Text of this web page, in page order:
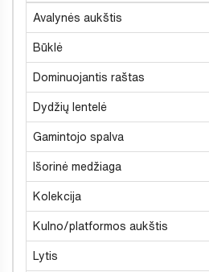
Avalynės aukštis
Būklė
Dominuojantis raštas
Dydžių lentelė
Gamintojo spalva
Išorinė medžiaga
Kolekcija
Kulno/platformos aukštis
Lytis